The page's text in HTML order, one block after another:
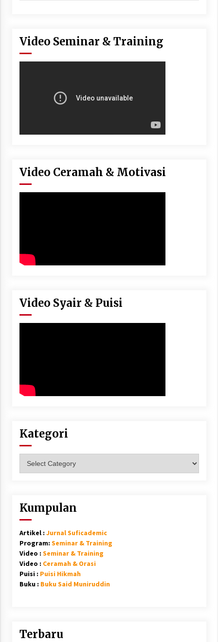
Video Seminar & Training
Video Ceramah & Motivasi
Video Syair & Puisi
Kategori
Kumpulan
Artikel : Jurnal Suficademic
Program: Seminar & Training
Video : Seminar & Training
Video : Ceramah & Orasi
Puisi : Puisi Hikmah
Buku : Buku Said Muniruddin
Terbaru